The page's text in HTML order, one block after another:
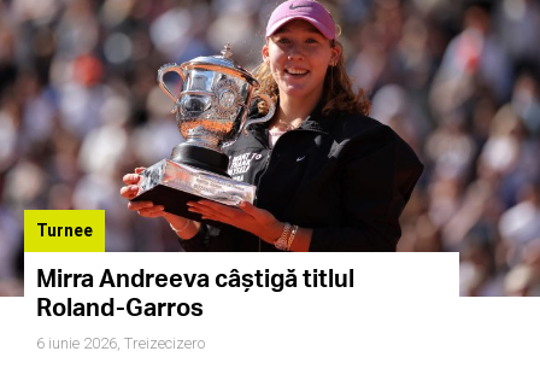
Turnee
Mirra Andreeva câștigă titlul
Roland-Garros
6 iunie 2026, Treizecizero